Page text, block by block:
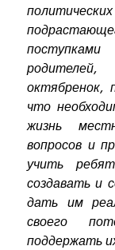
октябренок,
что
жизнь
вопросов и
учить
создавать и
дать им
своего
поддержать